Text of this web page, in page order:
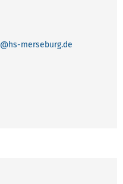
@hs-merseburg.de